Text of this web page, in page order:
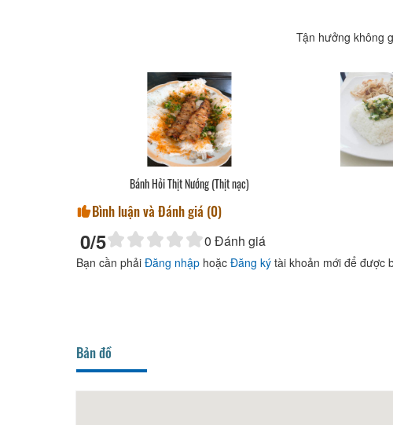
Tận hưởng không
Bánh Hỏi Thịt Nướng (Thịt nạc)
Bình luận và Đánh giá (0)
0/5 0 Đánh giá
Bạn cần phải Đăng nhập hoặc Đăng ký tài khoản mới để được
Bản đồ